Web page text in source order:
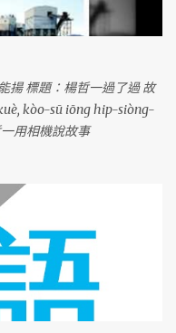
揚 標題：楊哲一過了過 故
kòo-sū iōng hip-siòng-
用相機說故事